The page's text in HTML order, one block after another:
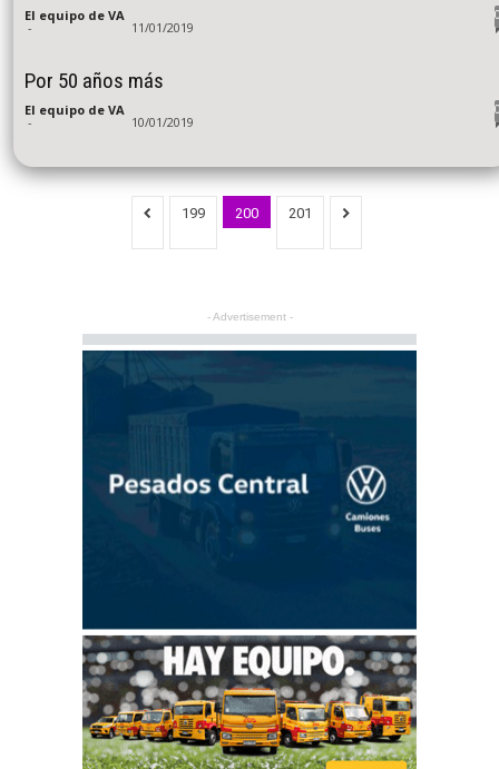
El equipo de VA
- 11/01/2019
Por 50 años más
El equipo de VA
- 10/01/2019
199 200 201
- Advertisement -